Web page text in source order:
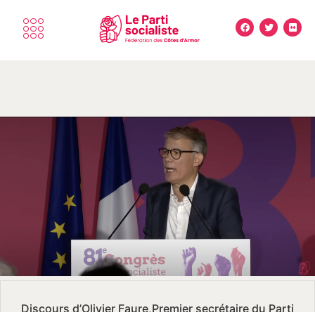
Discours d’Olivier Faure,Premier secrétaire du Parti